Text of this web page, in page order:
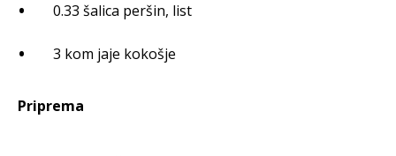
0.33 šalica peršin, list
3 kom jaje kokošje
Priprema